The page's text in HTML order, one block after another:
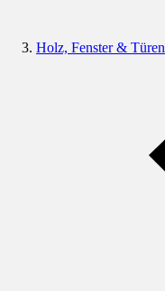
Holz, Fenster & Türen